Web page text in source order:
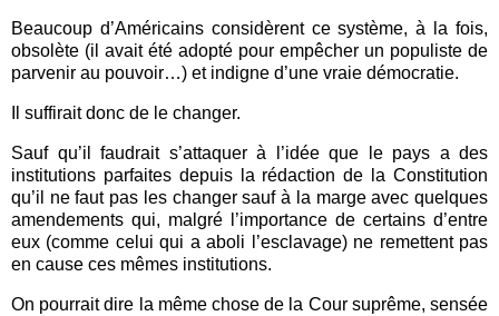
Beaucoup d’Américains considèrent ce système, à la fois,
obsolète (il avait été adopté pour empêcher un populiste de
parvenir au pouvoir…) et indigne d’une vraie démocratie.
Il suffirait donc de le changer.
Sauf qu’il faudrait s’attaquer à l’idée que le pays a des
institutions parfaites depuis la rédaction de la Constitution
qu’il ne faut pas les changer sauf à la marge avec quelques
amendements qui, malgré l’importance de certains d’entre
eux (comme celui qui a aboli l’esclavage) ne remettent pas
en cause ces mêmes institutions.
On pourrait dire la même chose de la Cour suprême, sensée